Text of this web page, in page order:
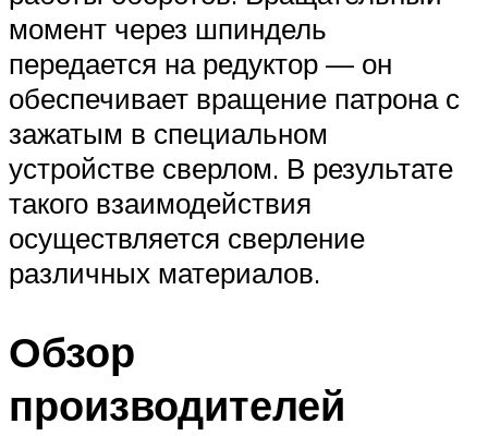
момент через шпиндель
передается на редуктор — он
обеспечивает вращение патрона с
зажатым в специальном
устройстве сверлом. В результате
такого взаимодействия
осуществляется сверление
различных материалов.
Обзор
производителей